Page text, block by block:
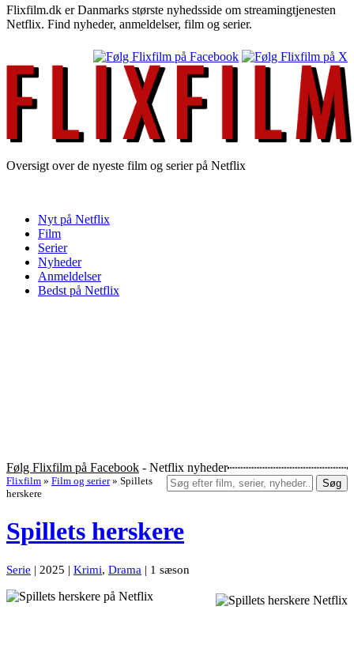
Flixfilm.dk er Danmarks største nyhedsside om streamingtjenesten
Netflix. Find nyheder, anmeldelser, film og serier.
Oversigt over de nyeste film og serier på Netflix
Nyt på Netflix
Film
Serier
Nyheder
Anmeldelser
Bedst på Netflix
Følg Flixfilm på Facebook - Netflix nyheder
Søg
Flixfilm » Film og serier » Spillets
herskere
Spillets herskere
Serie | 2025 | Krimi, Drama | 1 sæson